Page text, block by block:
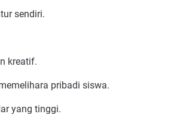
sendiri.
kreatif.
pribadi siswa.
yang tinggi.